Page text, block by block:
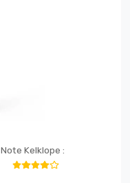
Note Kelklope :